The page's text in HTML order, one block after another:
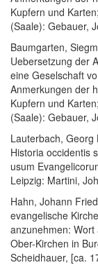
Kupfern und
(Saale): Gebauer,
Baumgarten,
Uebersetzung der
eine Geselschaft
Anmerkungen der
Kupfern und
(Saale): Gebauer,
Lauterbach, Georg
Historia occidentis
usum
Leipzig: Martini,
Hahn, Johann
evangelische
anzunehmen: Wort
Ober-Kirchen in
Scheidhauer, [ca.